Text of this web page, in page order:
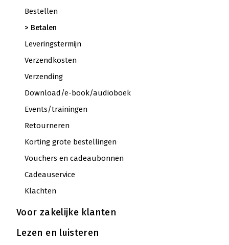
Bestellen
Betalen
Leveringstermijn
Verzendkosten
Verzending
Download/e-book/audioboek
Events/trainingen
Retourneren
Korting grote bestellingen
Vouchers en cadeaubonnen
Cadeauservice
Klachten
Voor zakelijke klanten
Lezen en luisteren